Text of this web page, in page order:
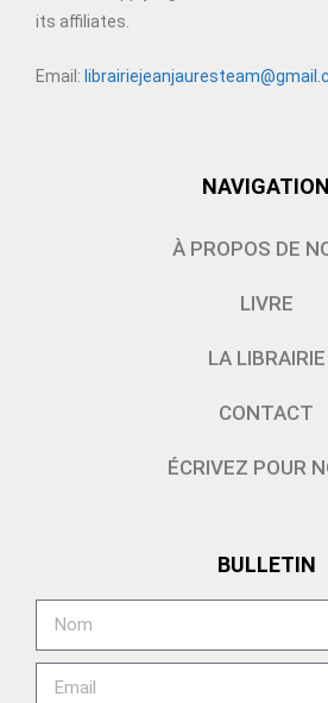
its affiliates.
Email:
NAVIGATION
À PROPOS DE
LIVRE
LA LIBRAIRIE
CONTACT
ÉCRIVEZ POUR
BULLETIN